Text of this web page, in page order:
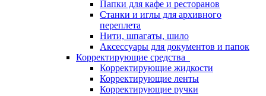
Папки для кафе и ресторанов
Станки и иглы для архивного
переплета
Нити, шпагаты, шило
Аксессуары для документов и папок
Корректирующие средства
Корректирующие жидкости
Корректирующие ленты
Корректирующие ручки